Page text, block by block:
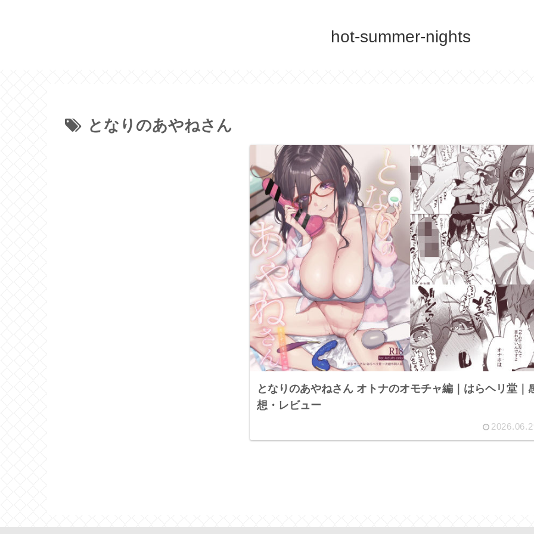
hot-summer-nights
となりのあやねさん
となりのあやねさん オトナのオモチャ編｜はらヘリ堂｜
想・レビュー